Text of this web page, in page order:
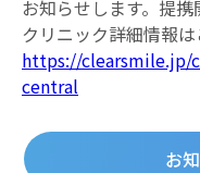
お知らせします。提携
クリニック詳細情報は
https://clearsmile.jp/
central
お